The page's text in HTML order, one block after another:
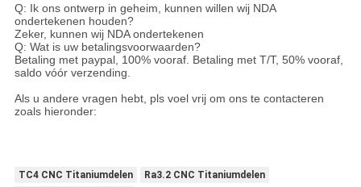
Q: Ik ons ontwerp in geheim, kunnen willen wij NDA
ondertekenen houden?
Zeker, kunnen wij NDA ondertekenen
Q: Wat is uw betalingsvoorwaarden?
Betaling met paypal, 100% vooraf. Betaling met T/T, 50% vooraf,
saldo vóór verzending.
Als u andere vragen hebt, pls voel vrij om ons te contacteren
zoals hieronder:
TC4 CNC Titaniumdelen
Ra3.2 CNC Titaniumdelen